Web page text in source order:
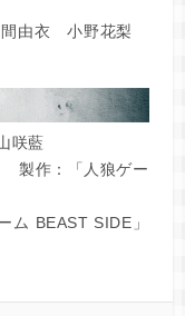
由衣 小野花梨
咲藍
製作：「人狼ゲー
BEAST SIDE」